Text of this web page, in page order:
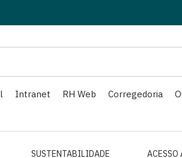
Intranet RH Web Corregedoria
SUSTENTABILIDADE ACESSO